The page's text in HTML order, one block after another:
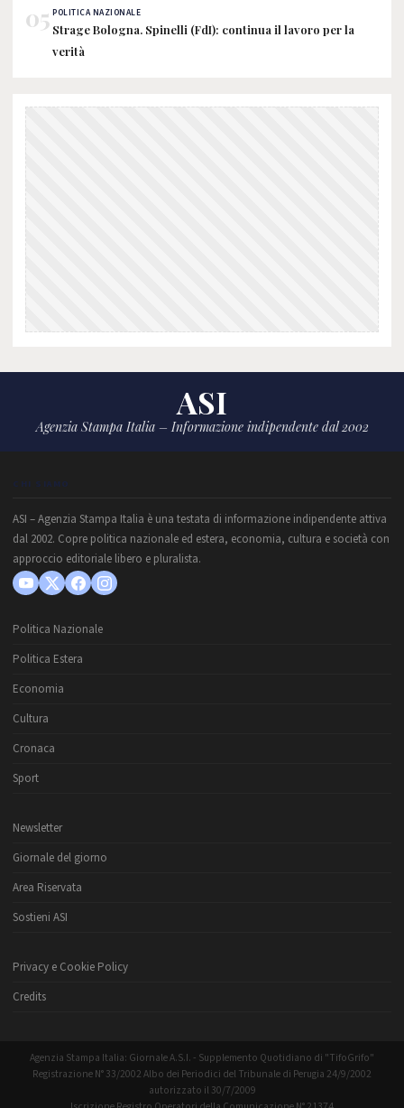
05 POLITICA NAZIONALE
Strage Bologna. Spinelli (FdI): continua il lavoro per la
verità
ASI
Agenzia Stampa Italia – Informazione indipendente dal 2002
CHI SIAMO
ASI – Agenzia Stampa Italia è una testata di informazione indipendente attiva
dal 2002. Copre politica nazionale ed estera, economia, cultura e società con
approccio editoriale libero e pluralista.
Politica Nazionale
Politica Estera
Economia
Cultura
Cronaca
Sport
Newsletter
Giornale del giorno
Area Riservata
Sostieni ASI
Privacy e Cookie Policy
Credits
Agenzia Stampa Italia: Giornale A.S.I. - Supplemento Quotidiano di "TifoGrifo"
Registrazione N° 33/2002 Albo dei Periodici del Tribunale di Perugia 24/9/2002
autorizzato il 30/7/2009